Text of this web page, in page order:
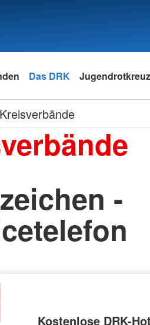
Das DRK Jugendrotkreuz
Kreisverbände
-
Kostenlose DRK-